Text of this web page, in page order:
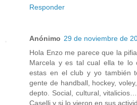
Responder
Anónimo 29 de noviembre de
Hola Enzo me parece que la
Marcela y es tal cual ella te lo
estas en el club y yo también
gente de handball, hockey,
depto. Social, cultural,
Caselli y si lo vieron en sus